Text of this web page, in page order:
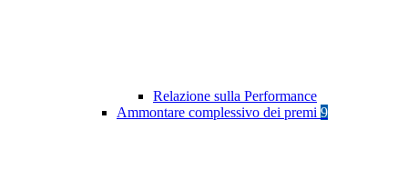
Relazione sulla Performance
Ammontare complessivo dei premi 9